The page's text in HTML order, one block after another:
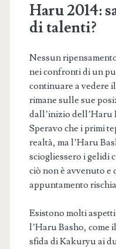
Haru 2014:
di talenti?
Nessun
nei confronti di un
continuare a vedere
rimane sulle sue
dall’inizio dell’Haru
Speravo che i primi
realtà, ma l’Haru
sciogliessero i gelidi
ciò non è avvenuto e
appuntamento
Esistono molti
l’Haru Basho, come
sfida di Kakuryu ai